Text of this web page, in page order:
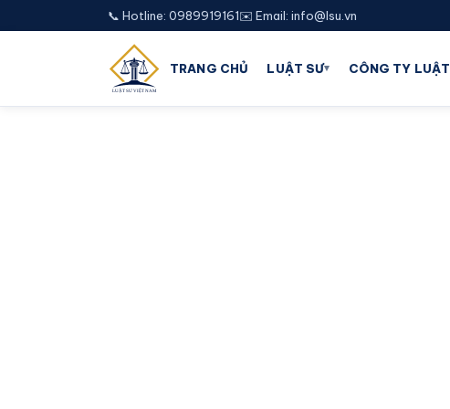
📞 Hotline: 0989919161✉️ Email: info@lsu.vn
TRANG CHỦ LUẬT SƯ▾ CÔNG TY LUẬT